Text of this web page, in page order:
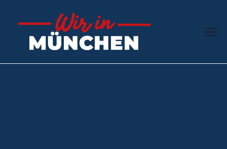
Inhalt
springen
Münc